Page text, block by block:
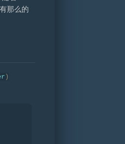
那么的
)